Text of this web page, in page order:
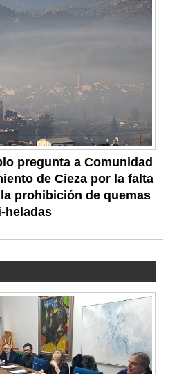
pregunta a Comunidad
de Cieza por la falta
prohibición de quemas
heladas